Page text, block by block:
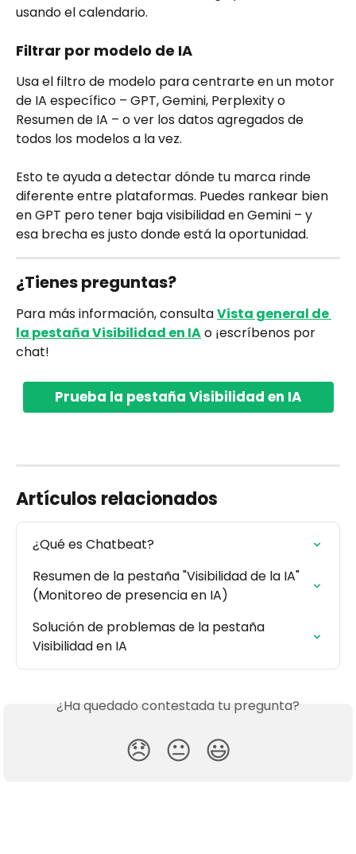
usando el calendario.
Filtrar por modelo de IA
Usa el filtro de modelo para centrarte en un motor
de IA específico – GPT, Gemini, Perplexity o
Resumen de IA – o ver los datos agregados de
todos los modelos a la vez.
Esto te ayuda a detectar dónde tu marca rinde
diferente entre plataformas. Puedes rankear bien
en GPT pero tener baja visibilidad en Gemini – y
esa brecha es justo donde está la oportunidad.
¿Tienes preguntas?
Para más información, consulta Vista general de
la pestaña Visibilidad en IA o ¡escríbenos por
chat!
Prueba la pestaña Visibilidad en IA
Artículos relacionados
¿Qué es Chatbeat?
Resumen de la pestaña "Visibilidad de la IA"
(Monitoreo de presencia en IA)
Solución de problemas de la pestaña
Visibilidad en IA
¿Ha quedado contestada tu pregunta?
😞 😐 😃